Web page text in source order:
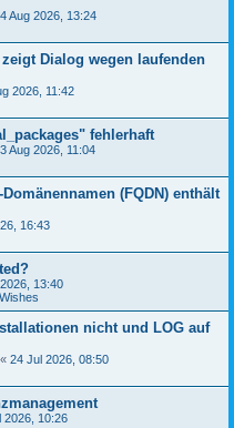
Aug 2026, 13:24
Dialog wegen laufenden
2026, 11:42
fehlerhaft
Aug 2026, 11:04
(FQDN) enthält
16:43
13:40
nicht und LOG auf
« 24 Jul 2026, 08:50
2026, 10:26